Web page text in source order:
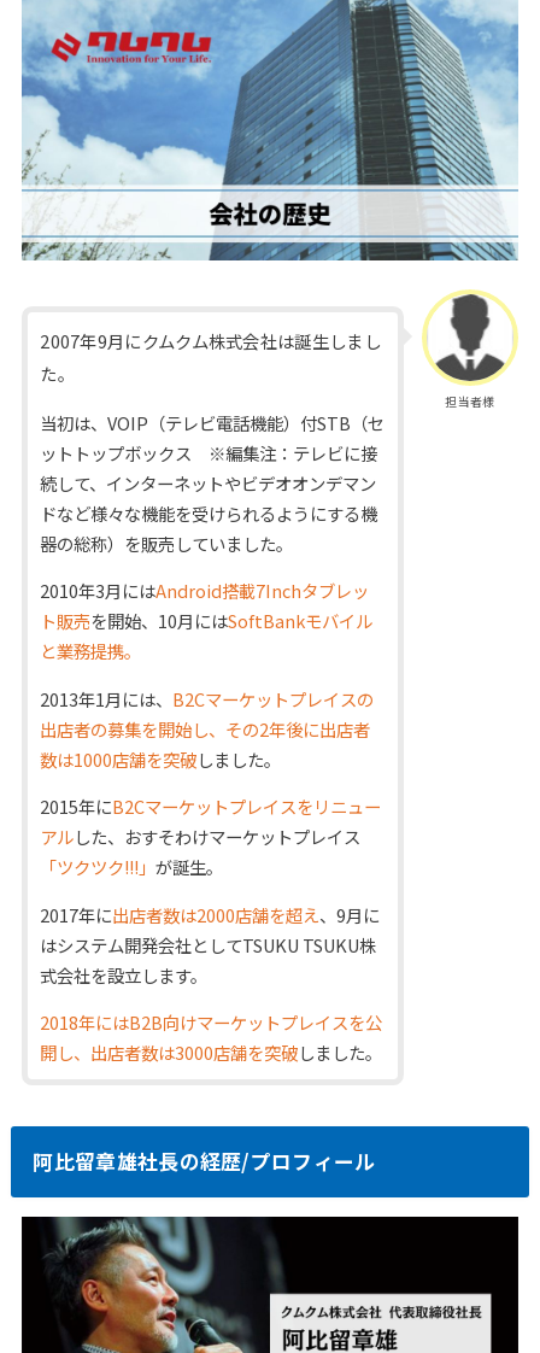
担当者様
2007年9月にクムクム株式会社は誕生しまし
た。
当初は、VOIP（テレビ電話機能）付STB（セ
ットトップボックス ※編集注：テレビに接
続して、インターネットやビデオオンデマン
ドなど様々な機能を受けられるようにする機
器の総称）を販売していました。
2010年3月にはAndroid搭載7Inchタブレッ
ト販売を開始、10月にはSoftBankモバイル
と業務提携。
2013年1月には、 B2Cマーケットプレイスの
出店者の募集を開始し、その2年後に出店者
数は1000店舗を突破しました。
2015年にB2Cマーケットプレイスをリニュー
アルした、おすそわけマーケットプレイス
「ツクツク!!!」が誕生。
2017年に出店者数は2000店舗を超え、9月に
はシステム開発会社としてTSUKU TSUKU株
式会社を設立します。
2018年にはB2B向けマーケットプレイスを公
開し、出店者数は3000店舗を突破しました。
阿比留章雄社長の経歴/プロフィール